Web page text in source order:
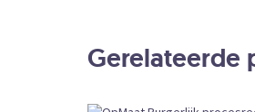
Producttype
Gerelateerde